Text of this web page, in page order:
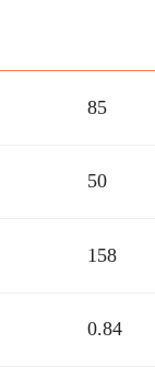
85
50
158
0.84